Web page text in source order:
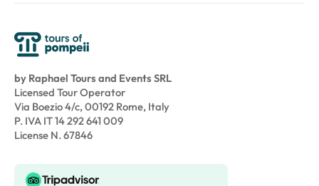
by Raphael Tours and Events SRL
Licensed Tour Operator
Via Boezio 4/c, 00192 Rome, Italy
P. IVA IT 14 292 641 009
License N. 67846